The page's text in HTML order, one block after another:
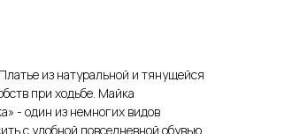
из натуральной и тянущейся
при ходьбе. Майка
- один из немногих видов
с удобной повседневной обувью